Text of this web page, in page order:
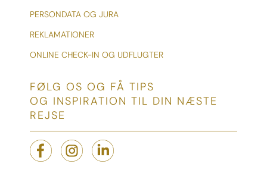
PERSONDATA OG JURA
REKLAMATIONER
ONLINE CHECK-IN OG UDFLUGTER
FØLG OS OG FÅ TIPS
OG INSPIRATION TIL DIN NÆSTE
REJSE